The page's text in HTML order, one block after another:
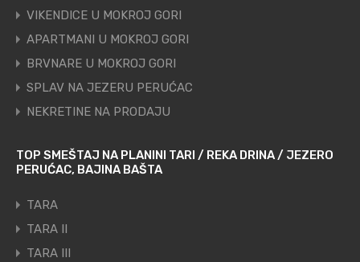
VIKENDICE U MOKROJ GORI
APARTMANI U MOKROJ GORI
BRVNARE U MOKROJ GORI
SPLAV NA JEZERU PERUĆAC
NEKRETINE NA PRODAJU
TOP SMEŠTAJ NA PLANINI TARI / REKA DRINA / JEZERO
PERUĆAC, BAJINA BAŠTA
TARA
TARA II
TARA III